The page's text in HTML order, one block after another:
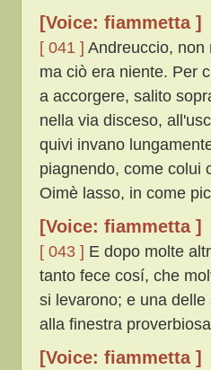
[Voice: fiammetta ]
[ 041 ] Andreuccio, non
ma ciò era niente. Per
a accorgere, salito
nella via disceso,
quivi invano
piagnendo, come colui
Oimè lasso, in come
[Voice: fiammetta ]
[ 043 ] E dopo molte
tanto fece cosí, che
si levarono; e una
alla finestra
[Voice: fiammetta ]